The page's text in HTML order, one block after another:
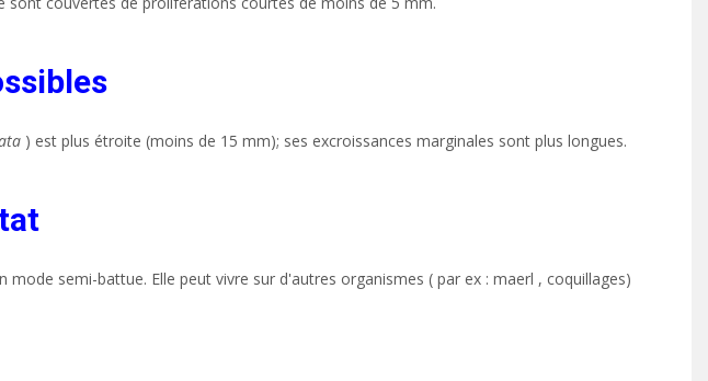
) est plus étroite (moins de 15 mm); ses excroissances marginales sont plus longues.
mode semi-battue. Elle peut vivre sur d'autres organismes ( par ex : maerl , coquillages)